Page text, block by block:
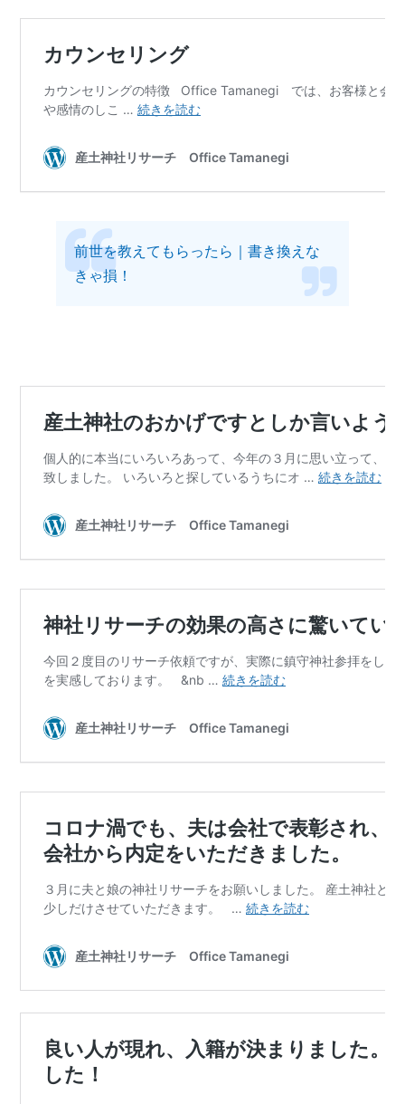
前世を教えてもらったら｜書き換えな
きゃ損！